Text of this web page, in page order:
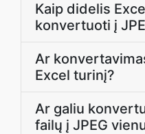
Kaip didelis
konvertuoti į
Ar
Excel turinį?
Ar galiu
failų į JPEG